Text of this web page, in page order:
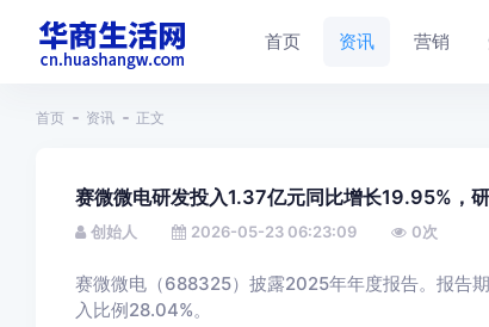
首页 资讯 营销
首页 资讯 正文
赛微微电研发投入1.37亿元同比增长19.95%，
创始人 2026-05-23 06:23:09 0次
赛微微电（688325）披露2025年年度报告。报告
入比例28.04%。